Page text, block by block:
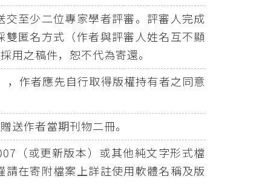
至少二位專家學者評審。評審人完成
匿名方式（作者與評審人姓名互不顯
用之稿件，恕不代為寄還。
作者應先自行取得版權持有者之同意
送作者當期刊物二冊。
（或更新版本）或其他純文字形式檔
在寄附檔案上詳註使用軟體名稱及版